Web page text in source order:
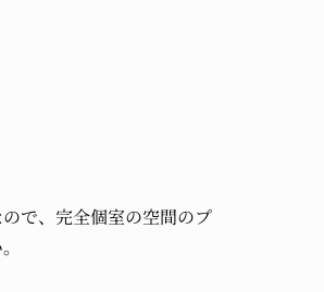
で、完全個室の空間のプ